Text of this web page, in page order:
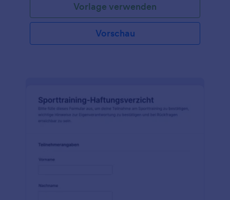
Vorlage verwenden
Vorschau